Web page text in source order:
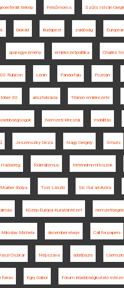
térkép Felsőmoécs Szűts István
blokád Budapest zsidóság
spai egyezmény emlékezetpolitika Charles
Rubicon Lenin Pándorfalu Poznan
30. arisztokrácia Trianon emlékezete
kisebbségi jogok Nemzeti Kincstár mobilitás
Jeszenszky Géza Nagy Gergely Smuts
Hadsereg föderalizmus történelmi mítoszok
Murber Ibolya Tost László Sic Itur ad Astra
Közép-Európa Kutatóintézet nemzetiségek
Miroslav Michela december elseje Call for papers
Oszkár Népszava adatbázis
forrás Egry Gábor Fórum Kisebbségkutató